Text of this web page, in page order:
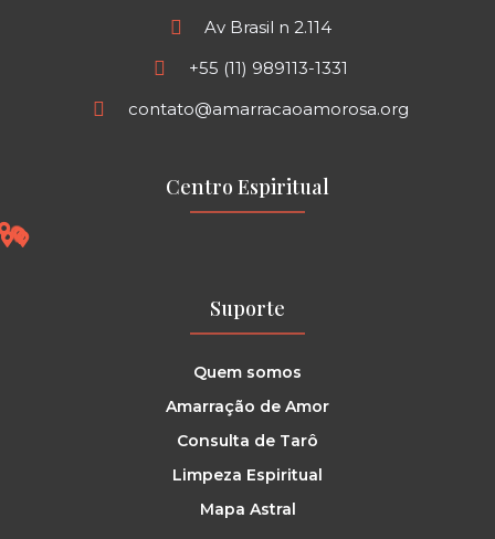
Av Brasil n 2.114
+55 (11) 989113-1331
contato@amarracaoamorosa.org
Centro Espiritual
Suporte
Quem somos
Amarração de Amor
Consulta de Tarô
Limpeza Espiritual
Mapa Astral